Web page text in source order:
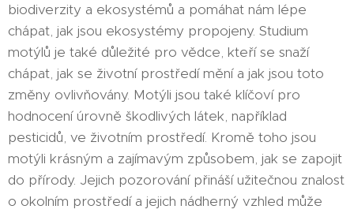
biodiverzity a ekosystémů a pomáhat nám lépe
chápat, jak jsou ekosystémy propojeny. Studium
motýlů je také důležité pro vědce, kteří se snaží
chápat, jak se životní prostředí mění a jak jsou toto
změny ovlivňovány. Motýli jsou také klíčoví pro
hodnocení úrovně škodlivých látek, například
pesticidů, ve životním prostředí. Kromě toho jsou
motýli krásným a zajímavým způsobem, jak se zapojit
do přírody. Jejich pozorování přináší užitečnou znalost
o okolním prostředí a jejich nádherný vzhled může